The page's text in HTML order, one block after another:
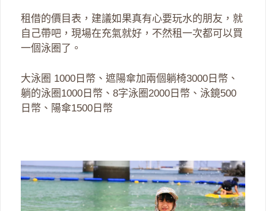
租借的價目表，建議如果真有心要玩水的朋友，就
自己帶吧，現場在充氣就好，不然租一次都可以買
一個泳圈了。
大泳圈 1000日幣、遮陽傘加兩個躺椅3000日幣、
躺的泳圈1000日幣、8字泳圈2000日幣、泳鏡500
日幣、陽傘1500日幣